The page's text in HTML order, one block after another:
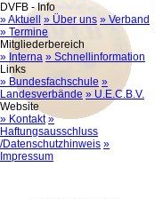
DVFB - Info
» Aktuell
» Über uns » Verband
» Termine
Mitgliederbereich
» Interna » Schnellinformation
Links
» Bundesfachschule »
Landesverbände » U.E.C.B.V.
Website
» Kontakt »
Haftungsausschluss
/Datenschutzhinweis »
Impressum